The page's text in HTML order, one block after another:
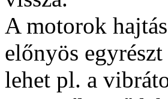
A motorok
előnyös
lehet pl. a